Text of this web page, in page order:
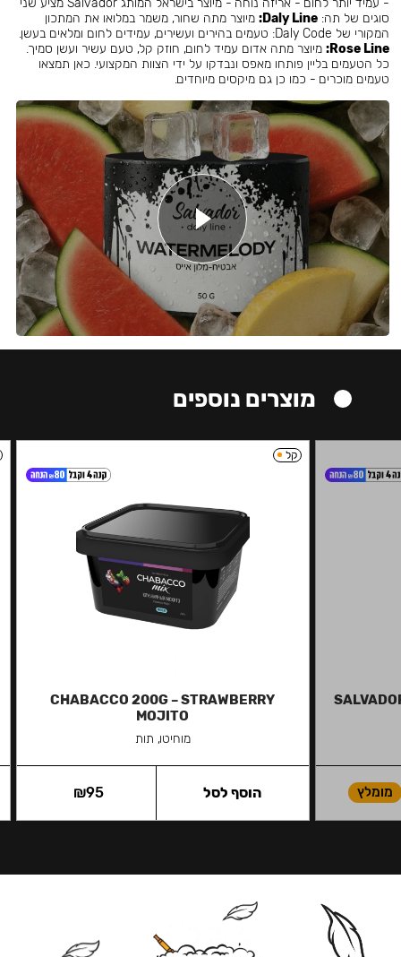
- עמיד יותר לחום - אריזה נוחה - מיוצר בישראל המותג Salvador מציע שני
סוגים של תה:Daly Line: מיוצר מתה שחור, משמר במלואו את המתכון
המקורי של Daly Code: טעמים בהירים ועשירים, עמידים לחום ומלאים בעשן.
Rose Line: מיוצר מתה אדום עמיד לחום, חוזק קל, טעם עשיר ועשן סמיך.
כל הטעמים בליין פותחו מאפס ונבדקו על ידי הצוות המקצועי. כאן תמצאו
טעמים מוכרים - כמו כן גם מיקסים מיוחדים.
מוצרים נוספים
מומלץ
קל
CHABACCO 200G – STRAWBERRY
MOJITO
מוחיטו, תות
₪95 הוסף לסל